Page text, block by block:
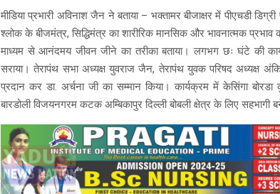
मीडिया प्रभारी अविनाश जैन ने बताया – भक्तामर बीजाक्षर में पीएचडी
श्लोक के बीजमंत्र, सिद्धिमंत्र का शारीरिक मानसिक और भावनात्मक प्रभाव
माध्यम से आनंदमय जीवन जीने का तरीका बताया। लगभग छः घंटे की
सराया। तेरापंथ सभा अध्यक्ष युवराज जैन, तेरापंथ युवक परिषद अध्यक्ष
प्रदान कर डा. अर्चना जी का सम्मान किया। कार्यक्रम में केसिंगा बोरडा
बारडोली विजयनगरम कटक अम्बिकापुर दिल्ली बोबली क्षेत्र के लिए सहभागी